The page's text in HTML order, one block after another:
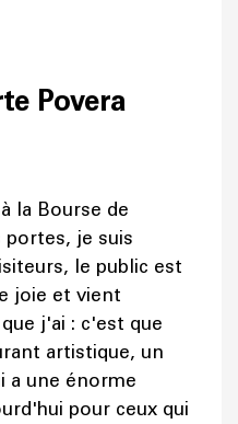
Povera
la Bourse de
portes, je suis
le public est
joie et vient
j'ai : c'est que
artistique, un
a une énorme
pour ceux qui